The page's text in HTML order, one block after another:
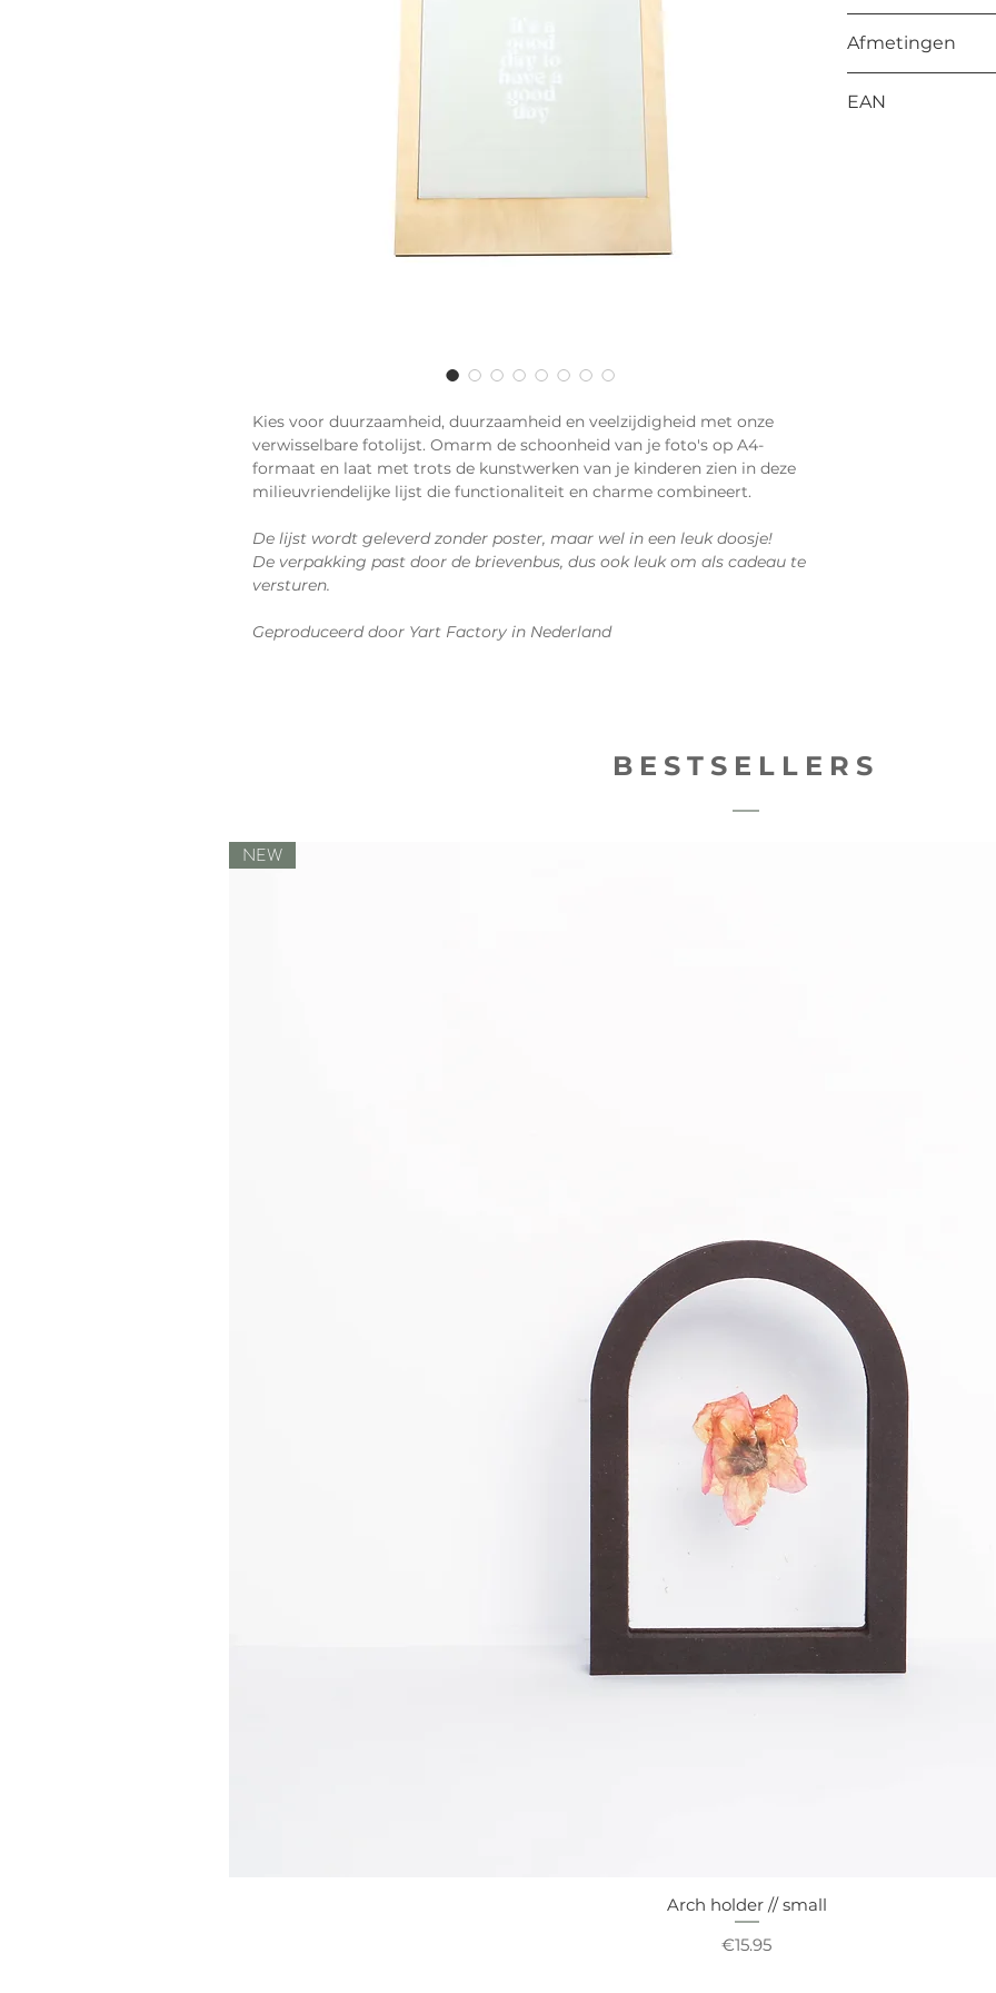
Kies voor duurzaamheid, duurzaamheid en veelzijdigheid met onze
verwisselbare fotolijst. Omarm de schoonheid van je foto's op A4-
formaat en laat met trots de kunstwerken van je kinderen zien in deze
milieuvriendelijke lijst die functionaliteit en charme combineert.
De lijst wordt geleverd zonder poster, maar wel in een leuk doosje!
De verpakking past door de brievenbus, dus ook leuk om als cadeau te
versturen.
Geproduceerd door Yart Factory in Nederland
Afmetingen
H: 320 mm
EAN
BESTSELLERS
Quick View
NEW
Arch holder // small
Price
€15.95